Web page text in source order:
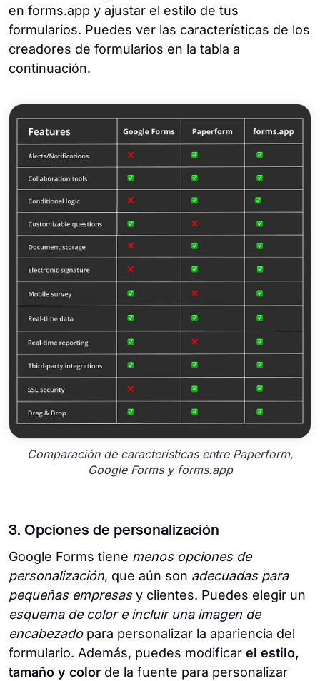
en forms.app y ajustar el estilo de tus
formularios. Puedes ver las características de los
creadores de formularios en la tabla a
continuación.
Comparación de características entre Paperform,
Google Forms y forms.app
3. Opciones de personalización
Google Forms tiene menos opciones de
personalización, que aún son adecuadas para
pequeñas empresasy clientes. Puedes elegir un
esquema de color e incluir una imagen de
encabezadopara personalizar la apariencia del
formulario. Además, puedes modificar el estilo,
tamaño y color de la fuente para personalizar